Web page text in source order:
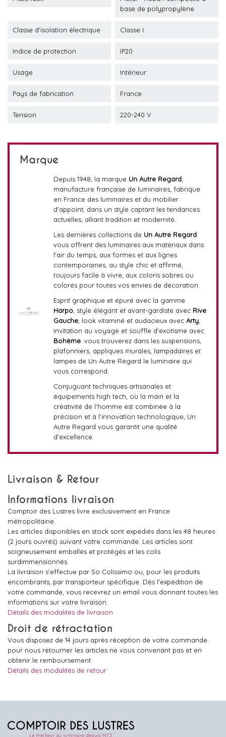
base de polypropylène
Classe d'isolation électrique Classe I
Indice de protection IP20
Usage Intérieur
Pays de fabrication France
Tension 220-240 V
Marque
Depuis 1948, la marque Un Autre Regard,
manufacture française de luminaires, fabrique
en France des luminaires et du mobilier
d'appoint, dans un style captant les tendances
actuelles, alliant tradition et modernité.
Les dernières collections de Un Autre Regard
vous offrent des luminaires aux matériaux dans
l'air du temps, aux formes et aux lignes
contemporaines, au style chic et affirmé,
toujours facile à vivre, aux coloris sobres ou
colorés pour toutes vos envies de décoration.
Esprit graphique et épuré avec la gamme
Harpo, style élégant et avant-gardiste avec Rive
Gauche, look vitaminé et audacieux avec Arty,
invitation au voyage et souffle d'exotisme avec
Bohème: vous trouverez dans les suspensions,
plafonniers, appliques murales, lampadaires et
lampes de Un Autre Regard le luminaire qui
vous correspond.
Conjuguant techniques artisanales et
équipements high tech, où la main et la
créativité de l’homme est combinée à la
précision et à l’innovation technologique, Un
Autre Regard vous garantit une qualité
d'excellence.
Livraison & Retour
Informations livraison
Comptoir des Lustres livre exclusivement en France
métropolitaine.
Les articles disponibles en stock sont expédiés dans les 48 heures
(2 jours ouvrés) suivant votre commande. Les articles sont
soigneusement emballés et protégés et les colis
surdimmensionnés.
La livraison s'effectue par So Colissimo ou, pour les produits
encombrants, par transporteur spécifique. Dès l'expédition de
votre commande, vous recevrez un email vous donnant toutes les
informations sur votre livraison.
Détails des modalités de livraison
Droit de rétractation
Vous disposez de 14 jours après réception de votre commande
pour nous retourner les articles ne vous convenant pas et en
obtenir le remboursement.
Détails des modalités de retour